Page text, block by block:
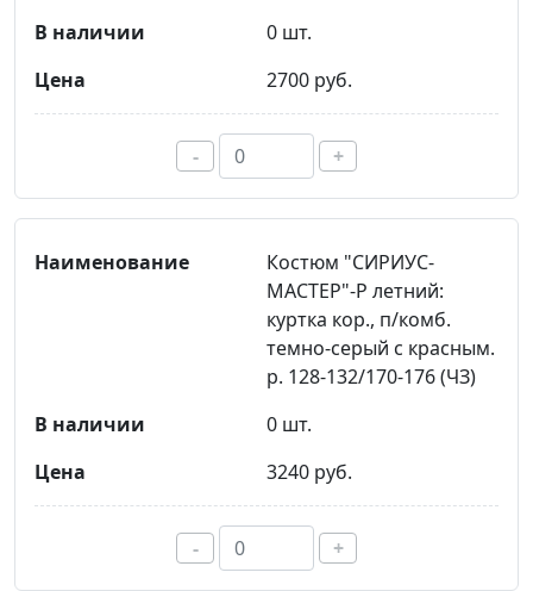
0 шт.
2700 руб.
- +
Костюм "СИРИУС-
МАСТЕР"-Р летний:
куртка кор., п/комб.
темно-серый с красным.
р. 128-132/170-176 (ЧЗ)
0 шт.
3240 руб.
- +